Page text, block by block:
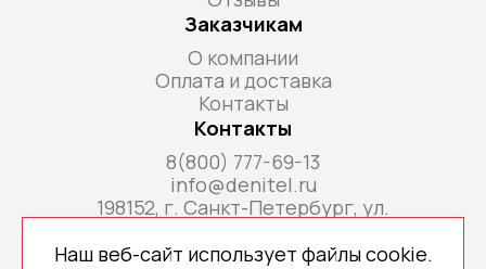
Заказчикам
О компании
Оплата и доставка
Контакты
Контакты
8(800) 777-69-13
info@denitel.ru
198152, г. Санкт-Петербург, ул.
Н, ком. офис 213А
Наш веб-сайт использует файлы cookie.